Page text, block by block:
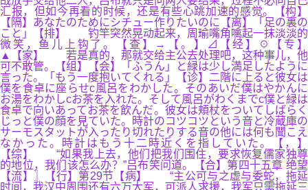
汇报，但如今再看的时候，还是有些心跳加速的感觉。【构】
【隔】あなたのためにシチュー作りたいのに【离】「足の裏の
こと」【排】 钓竿突然晃动起来，周瑜嘴角噙起一抹淡淡的
微笑，鱼儿上钩了。【查】→【。】⊿【经】☉【专】
▲【家】 若是真的，那就交给主公去处理吧，这种事儿，他
可不敢管。【组】【会】「ふうん」と緑は少し満足したように
言った。「もう一度抱いてくれる」【诊】二階に上ると彼女は
僕を食卓に座らせc風呂をわかした。そのあいだ僕はやかんに
お湯をわかしcお茶を入れた。そして風呂がわくまでc僕と緑は
食卓で向いあってお茶を飲んだ。彼女は頬杖をついてしばらく
じっと僕の顔を見ていた。時計のコツコツという音と冷蔵庫の
サーモスタットが入ったり切れたりする音の他には何も聞こえ
なかった。時計はもう十二時近くを指していた。【，】
【综】 “如果我上去，他们把我们围住，要求恢复儒家独尊
的地位，我们该怎么办？”吕布笑问道。【合】第四十五章 绝望
【流】〗【行】第29节【病】 “主公可与之虚与委蛇，拖延
时间，我汉中周围还有六万大军，可派人求援，我军只需拖延三